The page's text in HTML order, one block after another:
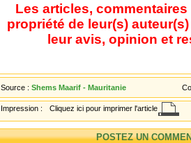
Les articles,
propriété de leur(s)
leur avis, opinion et
Source : Shems Maarif - Mauritanie
Impression : Cliquez ici pour imprimer l'article
POSTEZ UN